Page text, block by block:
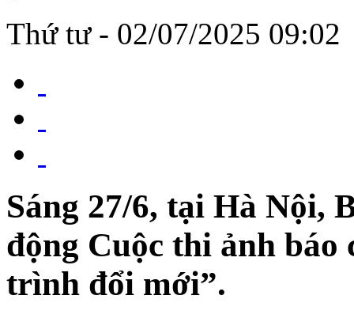
Thứ tư - 02/07/2025 09:02
Sáng 27/6, tại Hà Nội,
động Cuộc thi ảnh
trình đổi mới”.